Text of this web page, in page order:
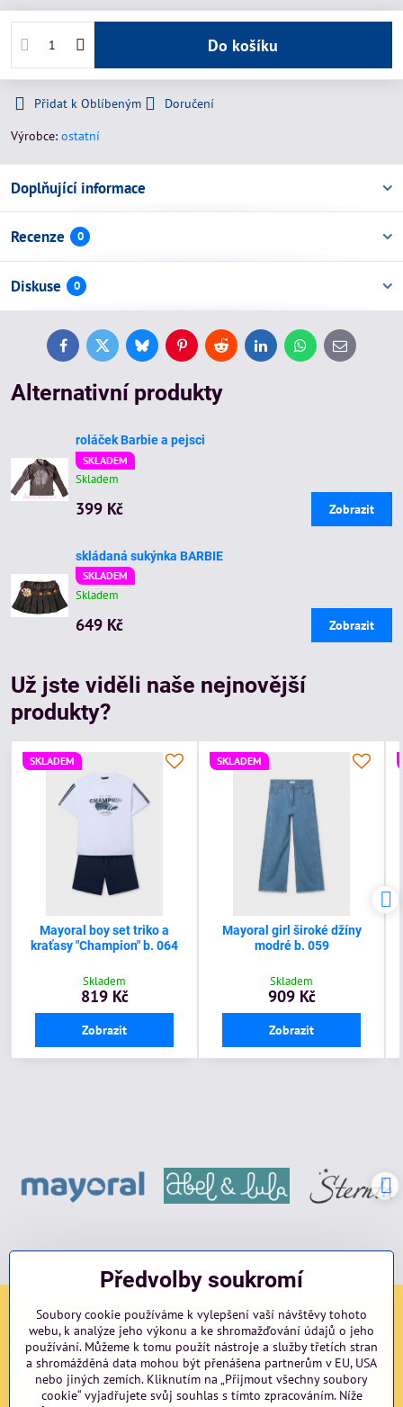
Do košíku
Přidat k Oblíbeným
Doručení
Výrobce: ostatní
Doplňující informace
Recenze 0
Diskuse 0
FacebookTwitterBlueskyPinterestReddit LinkedInWhatsApp
E-
mail
Alternativní produkty
roláček Barbie a pejsci
SKLADEM
Skladem
399 Kč Zobrazit
skládaná sukýnka BARBIE
SKLADEM
Skladem
649 Kč Zobrazit
Už jste viděli naše nejnovější
produkty?
SKLADEM
Mayoral boy set triko a
kraťasy "Champion" b. 064
Skladem
819 Kč
Zobrazit
SKLADEM
Mayoral girl široké džíny
modré b. 059
Skladem
909 Kč
Zobrazit
Sociální sítě
Facebook Instagram blog
Předvolby soukromí
Soubory cookie používáme k vylepšení vaší návštěvy tohoto
webu, k analýze jeho výkonu a ke shromažďování údajů o jeho
používání. Můžeme k tomu použít nástroje a služby třetích stran
a shromážděná data mohou být přenášena partnerům v EU, USA
nebo jiných zemích. Kliknutím na „Přijmout všechny soubory
cookie“ vyjadřujete svůj souhlas s tímto zpracováním. Níže